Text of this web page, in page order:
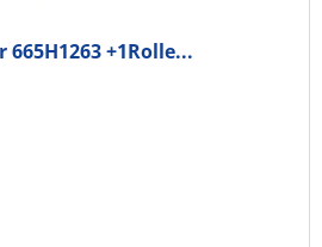
+1Rolle...